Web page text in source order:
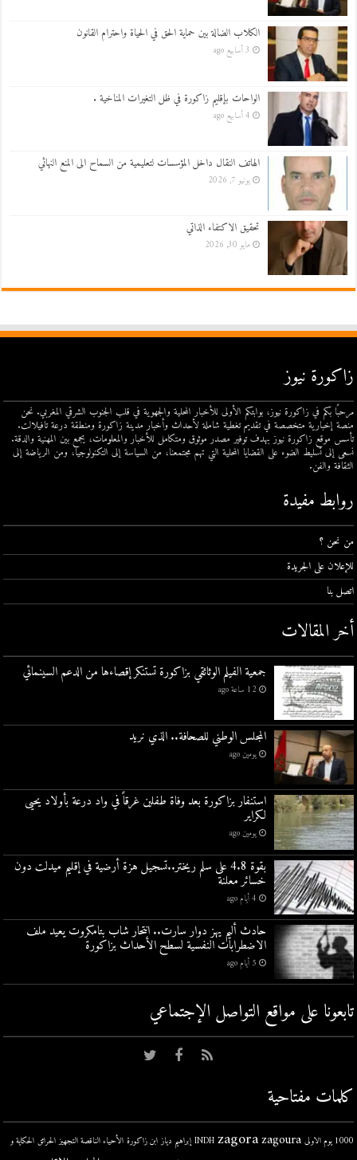
الكلاب الضالة بين حماية الحق في الحياة واحترام القانون
3 أسابيع ago
الواحات بإقليم زاكورة في ظل التغيرات المناخية .
4 أسابيع ago
الهاتف النقال داخل المؤسسات لتعليمية من السماح الى المنع النهائي
يونيو 7, 2026
تحقيق الاكتفاء الذاتي
مايو 30, 2026
زاكورة نيوز
مرحبًا بكم في زاكورة نيوز، بوابتكم الأولى للأخبار المحلية والجهوية في قلب الجنوب الشرقي المغربي. نحن
منصة إخبارية متخصصة في تقديم تغطية شاملة لأحداث وأخبار مدينة زاكورة ومنطقة درعة تافيلالت.
تأسس موقع زاكورة نيوز بهدف توفير مصدر موثوق ومتكامل للأخبار والمعلومات، يجمع بين المهنية والدقة.
نسعى إلى تسليط الضوء على القضايا المحلية التي تهم مجتمعنا، من السياسة إلى التكنولوجيا، ومن الرياضة إلى
الثقافة والفن.
روابط مفيدة
من نحن ؟
للإعلان على الجريدة
اتصل بنا
أخر المقالات
جمعية الفيلم الوثائقي بزاكورة تستنكر إقصاءها من الدعم السينمائي
12 ساعة ago
المجلس الوطني للصحافة.. الذي نريد
يومين ago
استنفار بزاكورة بعد وفاة طفلين غرقاً في واد درعة بأولاد يحيى
لكراير
يومين ago
بقوة 4.8 على سلم ريختر..تسجيل هزة أرضية في إقليم ميدلت دون
خسائر معلنة
4 أيام ago
حادث أليم يهز دوار سارت.. انتحار شاب بتامكروت يعيد ملف
الاضطرابات النفسية لسطح الأحداث بزاكورة
5 أيام ago
تابعونا على مواقع التواصل اﻹجتماعي
كلمات مفتاحية
1000 يوم الاولى INDH zagora zagoura إبراهيم دياز ابن زاكورة الأحياء الناقصة التجهيز الحرائق الحكاية و